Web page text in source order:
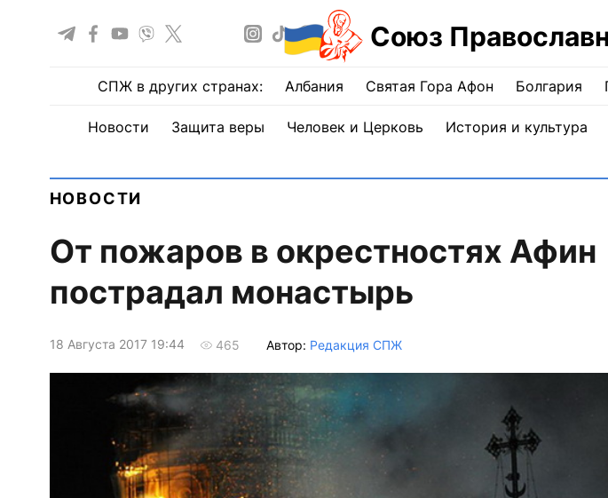
Союз
СПЖ в других странах: Албания Святая Гора Афон Болгария
Новости Защита веры Человек и Церковь История и культура
НОВОСТИ
От пожаров в окрестностях Афин
пострадал монастырь
18 Августа 2017 19:44 465 Автор: Редакция СПЖ